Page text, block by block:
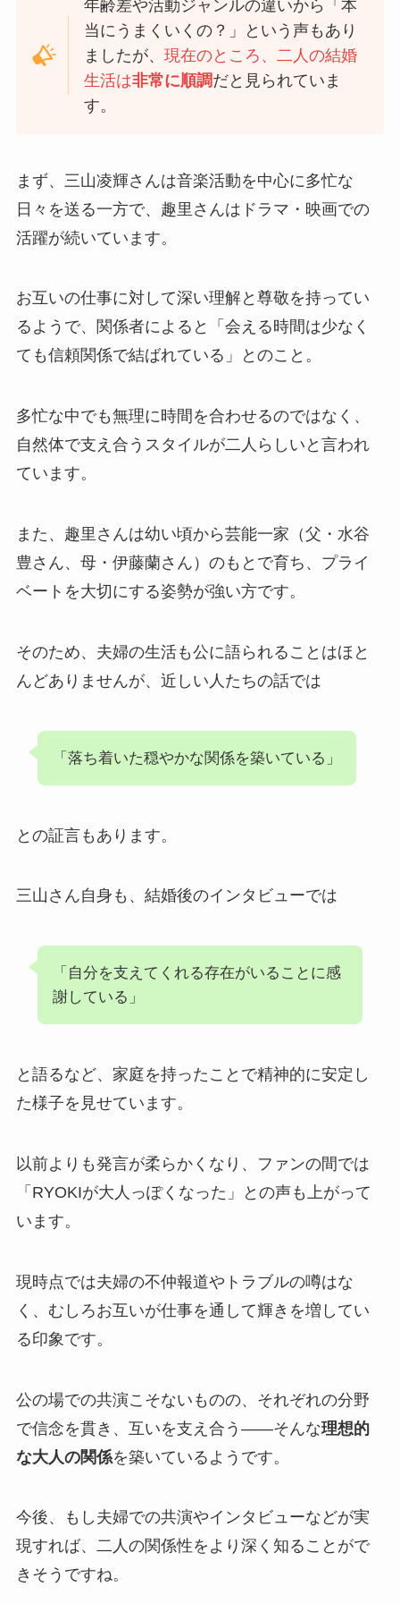
年齢差や活動ジャンルの違いから「本
当にうまくいくの？」という声もあり
ましたが、現在のところ、二人の結婚
生活は非常に順調だと見られていま
す。
まず、三山凌輝さんは音楽活動を中心に多忙な
日々を送る一方で、趣里さんはドラマ・映画での
活躍が続いています。
お互いの仕事に対して深い理解と尊敬を持ってい
るようで、関係者によると「会える時間は少なく
ても信頼関係で結ばれている」とのこと。
多忙な中でも無理に時間を合わせるのではなく、
自然体で支え合うスタイルが二人らしいと言われ
ています。
また、趣里さんは幼い頃から芸能一家（父・水谷
豊さん、母・伊藤蘭さん）のもとで育ち、プライ
ベートを大切にする姿勢が強い方です。
そのため、夫婦の生活も公に語られることはほと
んどありませんが、近しい人たちの話では
「落ち着いた穏やかな関係を築いている」
との証言もあります。
三山さん自身も、結婚後のインタビューでは
「自分を支えてくれる存在がいることに感
謝している」
と語るなど、家庭を持ったことで精神的に安定し
た様子を見せています。
以前よりも発言が柔らかくなり、ファンの間では
「RYOKIが大人っぽくなった」との声も上がって
います。
現時点では夫婦の不仲報道やトラブルの噂はな
く、むしろお互いが仕事を通して輝きを増してい
る印象です。
公の場での共演こそないものの、それぞれの分野
で信念を貫き、互いを支え合う――そんな理想的
な大人の関係を築いているようです。
今後、もし夫婦での共演やインタビューなどが実
現すれば、二人の関係性をより深く知ることがで
きそうですね。